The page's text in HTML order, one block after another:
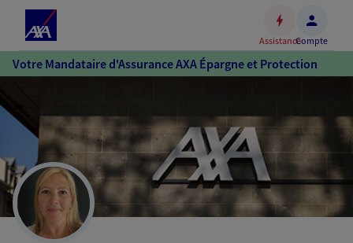
Accéder
au
Accéder
au
pied
de
page
AssistanceCompte
Votre Mandataire d'Assurance AXA Épargne et Protection